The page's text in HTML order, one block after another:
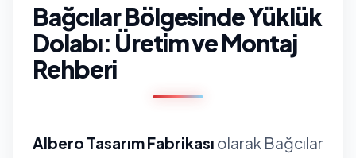
Bağcılar Bölgesinde Yüklük
Dolabı: Üretim ve Montaj
Rehberi
Albero Tasarım Fabrikası olarak Bağcılar